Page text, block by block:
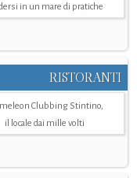
in un mare di pratiche
RISTORANTI
Clubbing Stintino,
il locale dai mille volti